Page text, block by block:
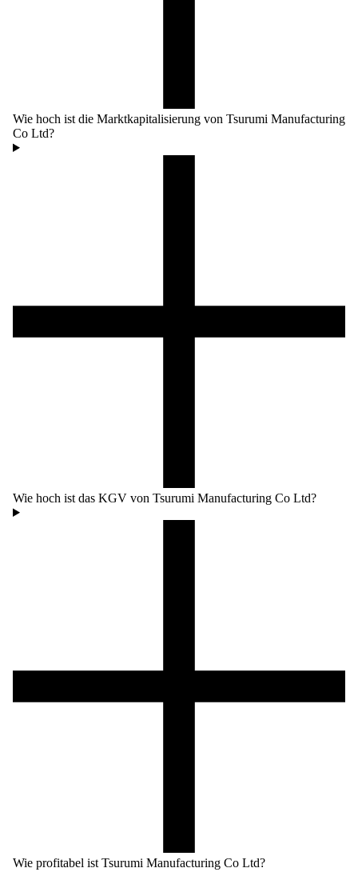
Wie hoch ist die Marktkapitalisierung von Tsurumi Manufacturing
Co Ltd?
Wie hoch ist das KGV von Tsurumi Manufacturing Co Ltd?
Wie profitabel ist Tsurumi Manufacturing Co Ltd?